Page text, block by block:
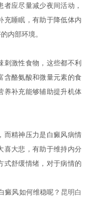
应尽量减少夜间活动，
充睡眠，有助于降低体内
内部环境。
激性食物，这些都不利
含酪氨酸和微量元素的食
养补充能够辅助提升机体
精神压力是白癜风病情
喜大悲，有助于维持内分
式舒缓情绪，对于病情的
风如何维稳呢？ 昆明白